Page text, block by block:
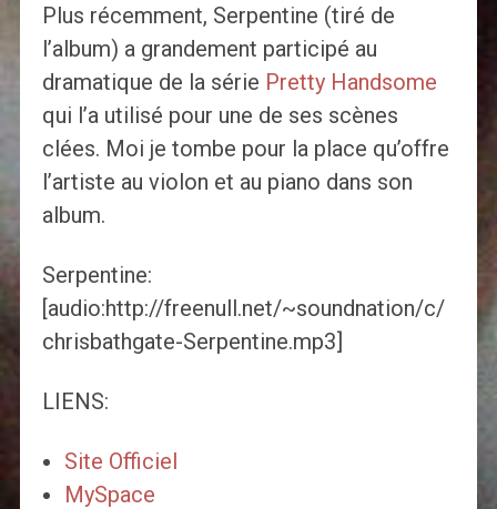
Plus récemment, Serpentine (tiré de
l’album) a grandement participé au
dramatique de la série Pretty Handsome
qui l’a utilisé pour une de ses scènes
clées. Moi je tombe pour la place qu’offre
l’artiste au violon et au piano dans son
album.
Serpentine:
[audio:http://freenull.net/~soundnation/c/
chrisbathgate-Serpentine.mp3]
LIENS:
Site Officiel
MySpace